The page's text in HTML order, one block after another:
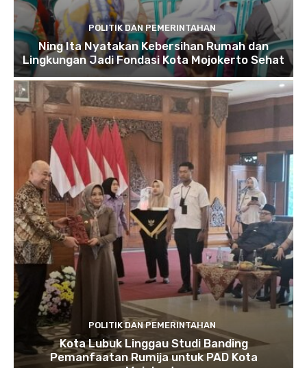
POLITIK DAN PEMERINTAHAN
Ning Ita Nyatakan Kebersihan Rumah dan
Lingkungan Jadi Fondasi Kota Mojokerto Sehat
POLITIK DAN PEMERINTAHAN
Kota Lubuk Linggau Studi Banding
Pemanfaatan Rumija untuk PAD Kota